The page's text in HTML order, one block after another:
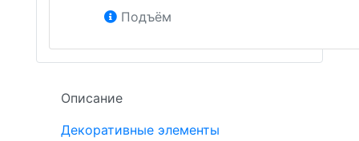
Подъём
Описание
Декоративные элементы